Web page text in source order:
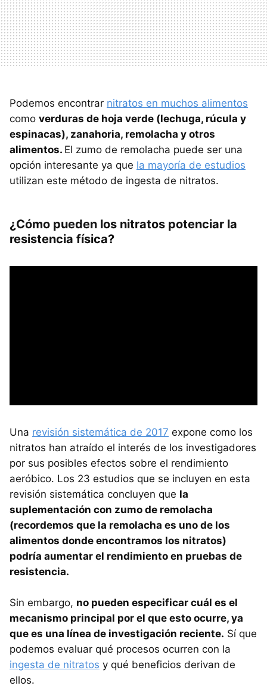
Podemos encontrar nitratos en muchos alimentos
como verduras de hoja verde (lechuga, rúcula y
espinacas), zanahoria, remolacha y otros
alimentos. El zumo de remolacha puede ser una
opción interesante ya que la mayoría de estudios
utilizan este método de ingesta de nitratos.
¿Cómo pueden los nitratos potenciar la
resistencia física?
Una revisión sistemática de 2017 expone como los
nitratos han atraído el interés de los investigadores
por sus posibles efectos sobre el rendimiento
aeróbico. Los 23 estudios que se incluyen en esta
revisión sistemática concluyen que la
suplementación con zumo de remolacha
(recordemos que la remolacha es uno de los
alimentos donde encontramos los nitratos)
podría aumentar el rendimiento en pruebas de
resistencia.
Sin embargo, no pueden especificar cuál es el
mecanismo principal por el que esto ocurre, ya
que es una línea de investigación reciente. Sí que
podemos evaluar qué procesos ocurren con la
ingesta de nitratos y qué beneficios derivan de
ellos.